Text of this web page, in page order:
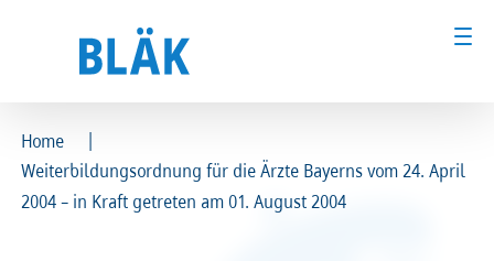
Ärztinnen und Ärzte
Ärztinnen und Ärzte
Home
|
Weiterbildungsordnung für die Ärzte Bayerns vom 24. April
2004 – in Kraft getreten am 01. August 2004